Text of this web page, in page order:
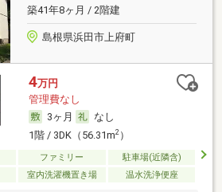
築41年8ヶ月 / 2階建
島根県浜田市上府町
4万円
管理費なし
3ヶ月
なし
1階 / 3DK（56.31m2）
ファミリー
駐車場(近隣含)
室内洗濯機置き場 温水洗浄便座